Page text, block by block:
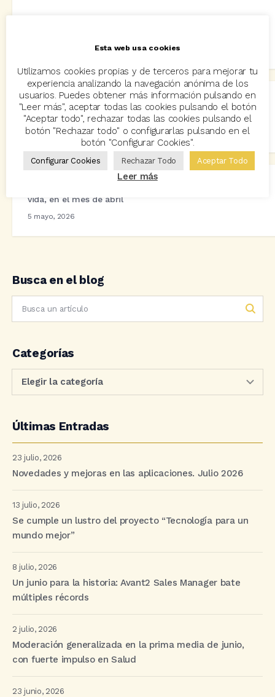
Se mantiene el descenso de la prima media de los
principales ramos no vida
2 junio, 2026
vida, en el mes de abril
5 mayo, 2026
Busca en el blog
Categorías
Últimas Entradas
23 julio, 2026
Novedades y mejoras en las aplicaciones. Julio 2026
13 julio, 2026
Se cumple un lustro del proyecto “Tecnología para un
mundo mejor”
8 julio, 2026
Un junio para la historia: Avant2 Sales Manager bate
múltiples récords
2 julio, 2026
Moderación generalizada en la prima media de junio,
con fuerte impulso en Salud
23 junio, 2026
Esta web usa cookies
Utilizamos cookies propias y de terceros para mejorar tu
experiencia analizando la navegación anónima de los
usuarios. Puedes obtener más información pulsando en
"Leer más", aceptar todas las cookies pulsando el botón
"Aceptar todo", rechazar todas las cookies pulsando el
botón "Rechazar todo" o configurarlas pulsando en el
botón "Configurar Cookies".
Configurar Cookies Rechazar Todo Aceptar Todo
Leer más